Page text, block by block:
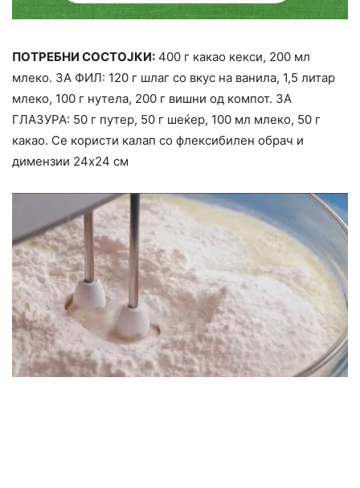
ПОТРЕБНИ СОСТОЈКИ: 400 г какао кекси, 200 мл
млеко. ЗА ФИЛ: 120 г шлаг со вкус на ванила, 1,5 литар
млеко, 100 г нутела, 200 г вишни од компот. ЗА
ГЛАЗУРА: 50 г путер, 50 г шеќер, 100 мл млеко, 50 г
какао. Се користи калап со флексибилен обрач и
димензии 24х24 см